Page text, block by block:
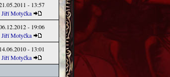
- 13:57
Jiří Motyčka
- 19:06
Jiří Motyčka
14.06.2010 - 13:01
Jiří Motyčka